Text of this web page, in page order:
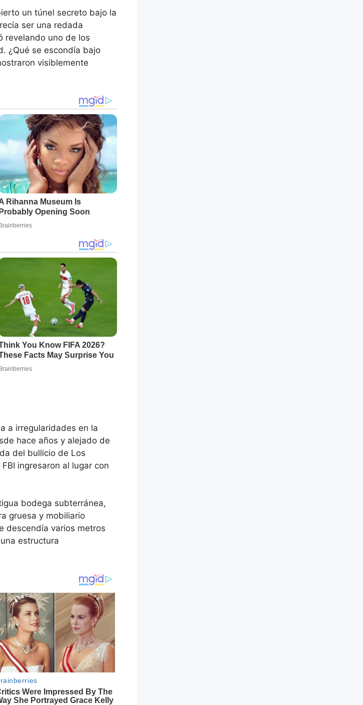
un túnel secreto bajo la
ser una redada
revelando uno de los
¿Qué se escondía bajo
visiblemente
a irregularidades en la
hace años y alejado de
del bullicio de Los
ingresaron al lugar con
bodega subterránea,
gruesa y mobiliario
descendía varios metros
estructura